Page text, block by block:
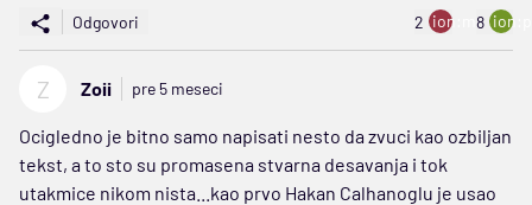
Odgovori 2 ion:minus
8
Z Zoii pre 5 meseci
Ocigledno je bitno samo napisati nesto da zvuci kao ozbiljan
tekst, a to sto su promasena stvarna desavanja i tok
utakmice nikom nista...kao prvo Hakan Calhanoglu je usao